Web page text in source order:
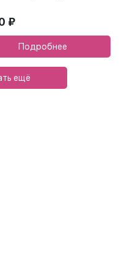
₽
Подробнее
ещё